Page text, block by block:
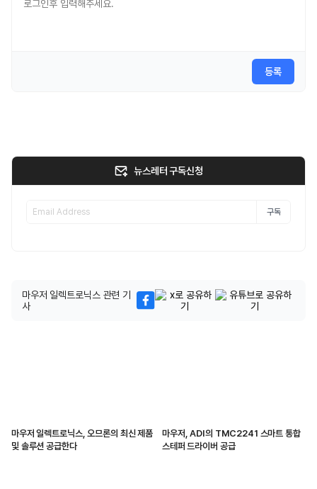
등록
뉴스레터 구독신청
구독
마우저 일렉트로닉스 관련 기
사
마우저 일렉트로닉스, 오므론의 최신 제품
및 솔루션 공급한다
마우저, ADI의 TMC2241 스마트 통합
스테퍼 드라이버 공급